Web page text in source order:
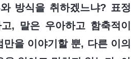
방식을 취하겠느냐? 표정
, 말은 우아하고 함축적이
만을 이야기할 뿐, 다른 이의